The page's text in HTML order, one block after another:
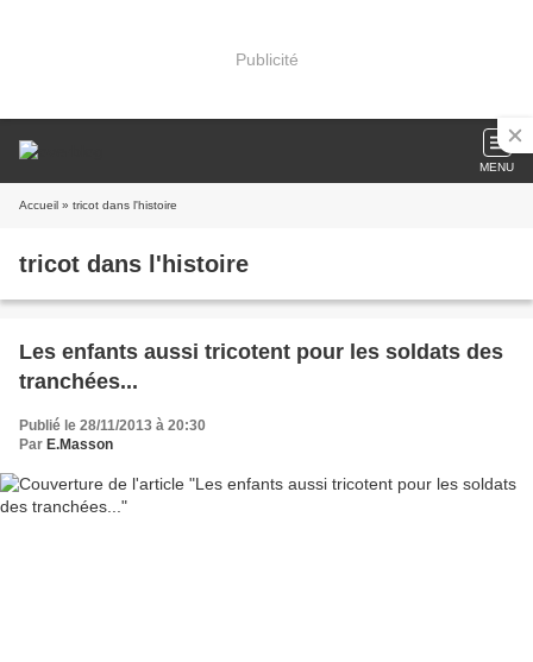
Publicité
MENU
Accueil » tricot dans l'histoire
tricot dans l'histoire
Les enfants aussi tricotent pour les soldats des
tranchées...
Publié le 28/11/2013 à 20:30
Par E.Masson